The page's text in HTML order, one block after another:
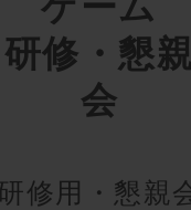
研修・懇
会
修用・懇親